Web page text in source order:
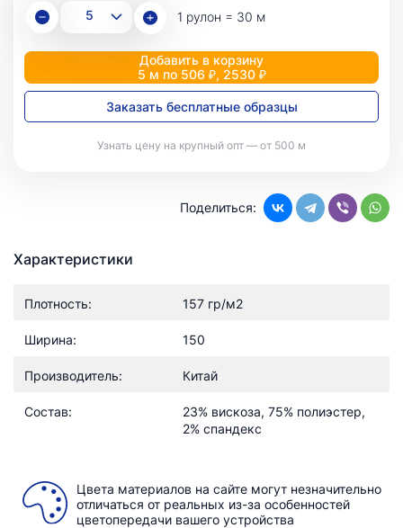
1 рулон = 30 м
Добавить в корзину
5 м по 506 ₽, 2530 ₽
Заказать бесплатные образцы
Узнать цену на крупный опт — от 500 м
Поделиться:
Характеристики
Плотность: 157 гр/м2
Ширина: 150
Производитель: Китай
Состав:
23% вискоза, 75% полиэстер,
2% спандекс
Цвета материалов на сайте могут незначительно
отличаться от реальных из-за особенностей
цветопередачи вашего устройства